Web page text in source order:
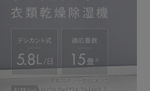
ときは送風に自動で調整し、常
／70／90°）左右首振り機能。
乾かせる。